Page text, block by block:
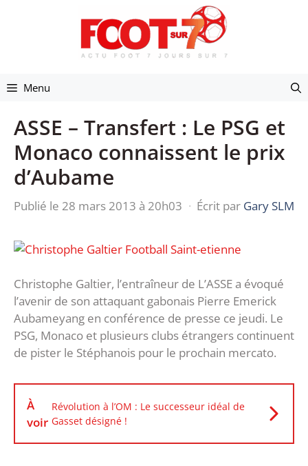
Menu
ASSE – Transfert : Le PSG et
Monaco connaissent le prix
d’Aubame
Publié le 28 mars 2013 à 20h03 · Écrit par Gary SLM
Christophe Galtier, l’entraîneur de L’ASSE a évoqué
l’avenir de son attaquant gabonais Pierre Emerick
Aubameyang en conférence de presse ce jeudi. Le
PSG, Monaco et plusieurs clubs étrangers continuent
de pister le Stéphanois pour le prochain mercato.
À
voir
Révolution à l’OM : Le successeur idéal de
Gasset désigné !